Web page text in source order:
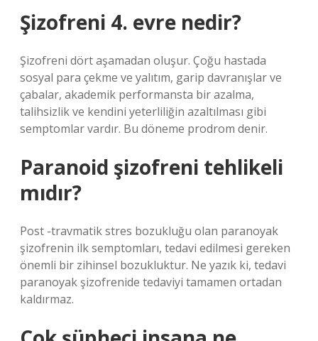
Şizofreni 4. evre nedir?
Şizofreni dört aşamadan oluşur. Çoğu hastada
sosyal para çekme ve yalıtım, garip davranışlar ve
çabalar, akademik performansta bir azalma,
talihsizlik ve kendini yeterliliğin azaltılması gibi
semptomlar vardır. Bu döneme prodrom denir.
Paranoid şizofreni tehlikeli
mıdır?
Post -travmatik stres bozukluğu olan paranoyak
şizofrenin ilk semptomları, tedavi edilmesi gereken
önemli bir zihinsel bozukluktur. Ne yazık ki, tedavi
paranoyak şizofrenide tedaviyi tamamen ortadan
kaldırmaz.